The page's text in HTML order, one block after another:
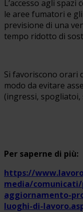
L’accesso agli
le aree fumatori e
previsione di una
tempo ridotto di
Si favoriscono orari
modo da evitare
(ingressi, spogliatoi,
Per saperne di più:
https://
media/comunicati/
aggiornamento-
luoghi-di-